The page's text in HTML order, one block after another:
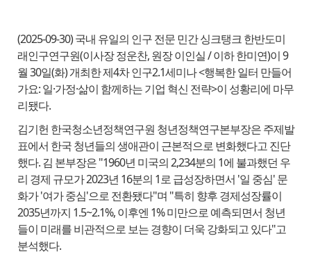
(2025-09-30) 국내 유일의 인구 전문 민간 싱크탱크 한반도미
래인구연구원(이사장 정운찬, 원장 이인실 / 이하 한미연)이 9
월 30일(화) 개최한 제4차 인구2.1세미나 <행복한 일터 만들어
가요: 일·가정·삶이 함께하는 기업 혁신 전략>이 성황리에 마무
리됐다.
김기헌 한국청소년정책연구원 청년정책연구본부장은 주제발
표에서 한국 청년들의 생애관이 근본적으로 변화했다고 진단
했다. 김 본부장은 "1960년 미국의 2,234분의 1에 불과했던 우
리 경제 규모가 2023년 16분의 1로 급성장하면서 '일 중심' 문
화가 '여가 중심'으로 전환됐다"며 "특히 향후 경제성장률이
2035년까지 1.5~2.1%, 이후엔 1% 미만으로 예측되면서 청년
들이 미래를 비관적으로 보는 경향이 더욱 강화되고 있다"고
분석했다.